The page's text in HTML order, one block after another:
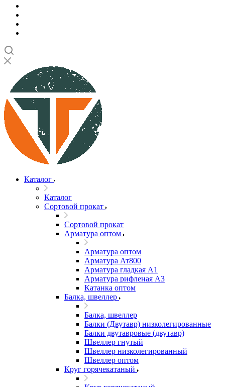
Каталог
Каталог
Сортовой прокат
Сортовой прокат
Арматура оптом
Арматура оптом
Арматура Ат800
Арматура гладкая А1
Арматура рифленая А3
Катанка оптом
Балка, швеллер
Балка, швеллер
Балки (Двутавр) низколегированные
Балки двутавровые (двутавр)
Швеллер гнутый
Швеллер низколегированный
Швеллер оптом
Круг горячекатаный